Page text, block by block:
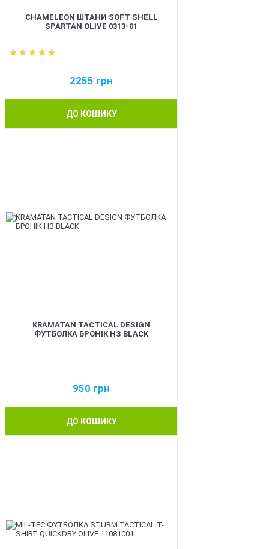
CHAMELEON ШТАНИ SOFT SHELL
SPARTAN OLIVE 0313-01
2255 грн
ДО КОШИКУ
KRAMATAN TACTICAL DESIGN
ФУТБОЛКА БРОНІК НЗ BLACK
950 грн
ДО КОШИКУ